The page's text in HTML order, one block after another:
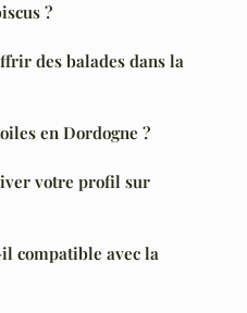
?
des balades dans la
en Dordogne ?
votre profil sur
compatible avec la